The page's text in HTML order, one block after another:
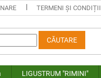
TERMENI ȘI CONDIȚII
CĂUTARE
LIGUSTRUM "RIMINI"